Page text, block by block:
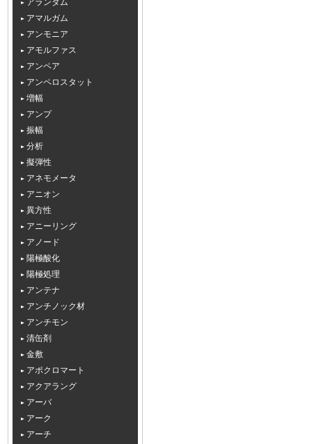
アランダム
アマルガム
アンモニア
アモルファス
アンペア
アンペロスタット
増幅
アンプ
振幅
分析
擬弾性
アネモメータ
アニオン
異方性
アニーリング
アノード
陽極酸化
陽極処理
アンテナ
アンチノック材
アンチモン
清缶剤
金敷
アポクロマート
アクアラング
アーバ
アーク
アーチ